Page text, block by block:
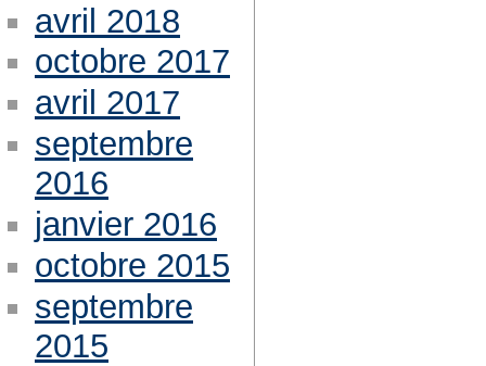
avril 2018
octobre 2017
avril 2017
septembre
2016
janvier 2016
octobre 2015
septembre
2015